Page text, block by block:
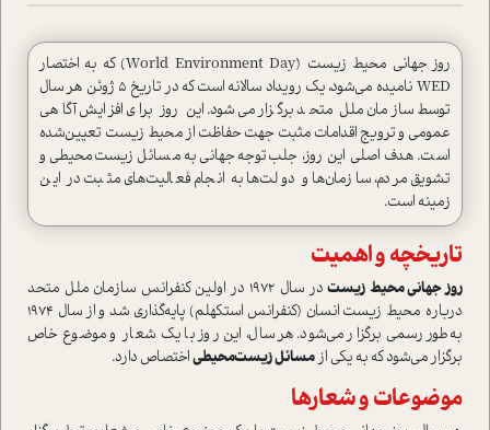
روز جهانی محیط زیست (World Environment Day) که به اختصار
WED نامیده می‌شود، یک رویداد سالانه ا‌ست که در تاریخ ۵ ژوئن هر سال
توسط سازمان ملل متحد برگزار می‌شود. این روز برای افزایش آگاهی
عمومی و ترویج اقدامات مثبت جهت حفاظت از محیط زیست تعیین‌شده
ا‌ست. هدف اصلی این روز، جلب‌توجه جهانی به مسائل زیست‌محیطی و
تشویق مردم، سازمان‌ها و دولت‌ها به انجام فعالیت‌های مثبت در این
زمینه ا‌ست.
تاریخچه و اهمیت
روز جهانی محیط زیست
در سال ۱۹۷۲ در اولین کنفرانس سازمان ملل متحد
درباره
محیط زیست انسان (کنفرانس ا‌ستکهلم) پایه‌گذاری شد و از سال ۱۹۷۴
به‌طور رسمی برگزار می‌شود. هر سال، این روز با یک شعار و موضوع خاص
برگزار می‌شود که به یکی ازمسائل زیست‌محیطیاختصاص دارد.
موضوعات و شعارها